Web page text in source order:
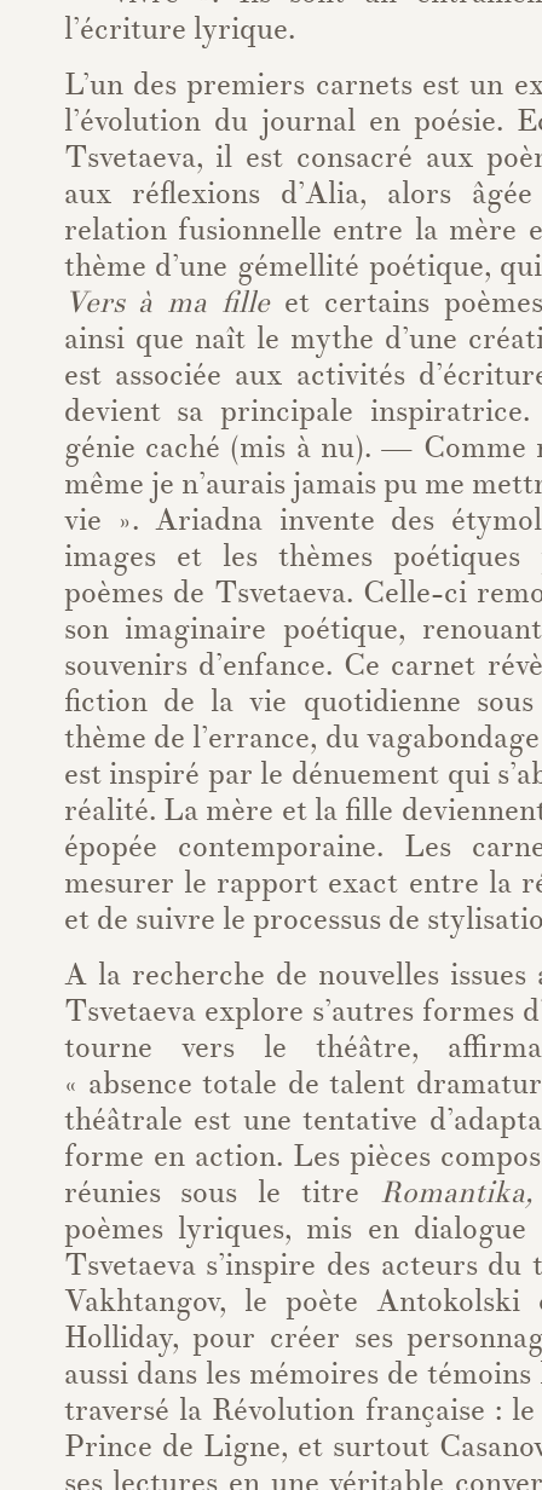
l’écriture lyrique.
L’un des premiers carnets est un
l’évolution du journal en poésie.
Tsvetaeva, il est consacré aux
aux réflexions d’Alia, alors
relation fusionnelle entre la
thème d’une gémellité poétique,
Vers à ma fille et certains
ainsi que naît le mythe d’une
est associée aux activités
devient sa principale
génie caché (mis à nu). —
même je n’aurais jamais pu me
vie ». Ariadna invente des
images et les thèmes poétiques
poèmes de Tsvetaeva. Celle-ci
son imaginaire poétique,
souvenirs d’enfance. Ce carnet
fiction de la vie quotidienne
thème de l’errance, du
est inspiré par le dénuement qui
réalité. La mère et la fille
épopée contemporaine. Les
mesurer le rapport exact entre la
et de suivre le processus de
A la recherche de nouvelles
Tsvetaeva explore s’autres formes
tourne vers le théâtre,
« absence totale de talent
théâtrale est une tentative
forme en action. Les pièces
réunies sous le titre Romantika,
poèmes lyriques, mis en
Tsvetaeva s’inspire des acteurs
Vakhtangov, le poète Antokolski
Holliday, pour créer ses
aussi dans les mémoires de
traversé la Révolution française :
Prince de Ligne, et surtout